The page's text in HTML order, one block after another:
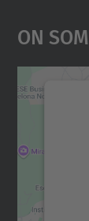
On Som